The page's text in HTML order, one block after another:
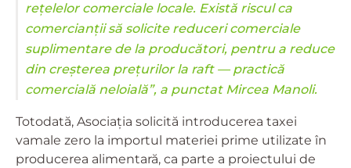
rețelelor comerciale locale. Există riscul ca
comercianții să solicite reduceri comerciale
suplimentare de la producători, pentru a reduce
din creșterea prețurilor la raft — practică
comercială neloială”, a punctat Mircea Manoli.
Totodată, Asociația solicită introducerea taxei
vamale zero la importul materiei prime utilizate în
producerea alimentară, ca parte a proiectului de